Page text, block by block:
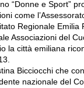
“Donne e Sport”
come
Regionale Emilia
Associazioni del
la città emiliana
Bicciocchi che
nazionale del